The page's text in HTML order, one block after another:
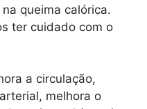
queima calórica.
ter cuidado com o
a circulação,
melhora o